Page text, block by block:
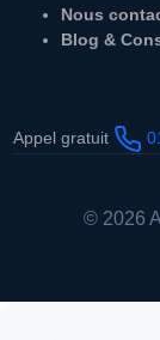
Nous
Blog &
Appel gratuit
© 2026